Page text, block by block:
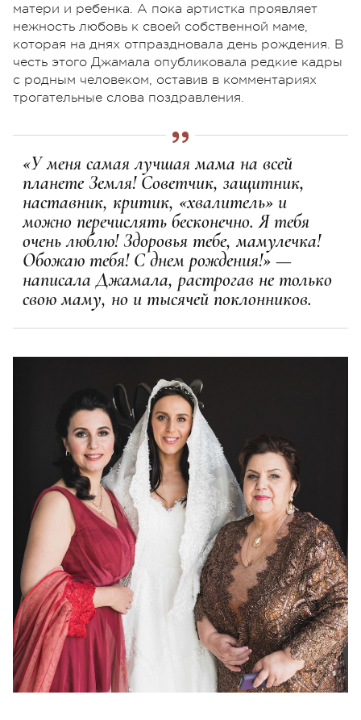
матери и ребенка. А пока артистка проявляет
нежность любовь к своей собственной маме,
которая на днях отпраздновала день рождения. В
честь этого Джамала опубликовала редкие кадры
с родным человеком, оставив в комментариях
трогательные слова поздравления.
«У меня самая лучшая мама на всей
планете Земля! Советчик, защитник,
наставник, критик, «хвалитель» и
можно перечислять бесконечно. Я тебя
очень люблю! Здоровья тебе, мамулечка!
Обожаю тебя! С днем рождения!» —
написала Джамала, растрогав не только
свою маму, но и тысячей поклонников.